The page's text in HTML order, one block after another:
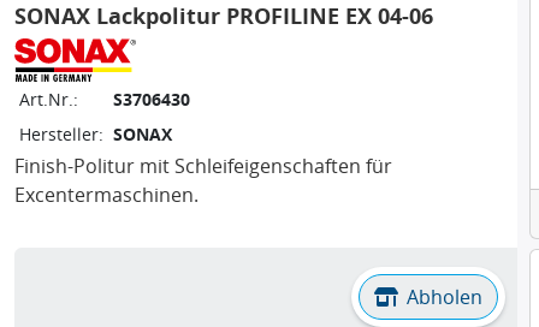
SONAX Lackpolitur PROFILINE EX 04-06
Art.Nr.:
S3706430
Hersteller: SONAX
Finish-Politur mit Schleifeigenschaften für
Excentermaschinen.
Abholen